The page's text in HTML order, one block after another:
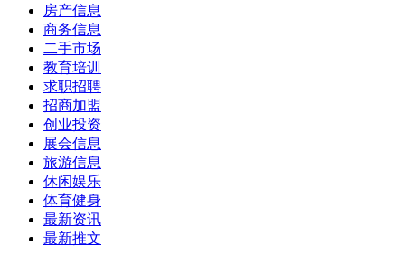
房产信息
商务信息
二手市场
教育培训
求职招聘
招商加盟
创业投资
展会信息
旅游信息
休闲娱乐
体育健身
最新资讯
最新推文